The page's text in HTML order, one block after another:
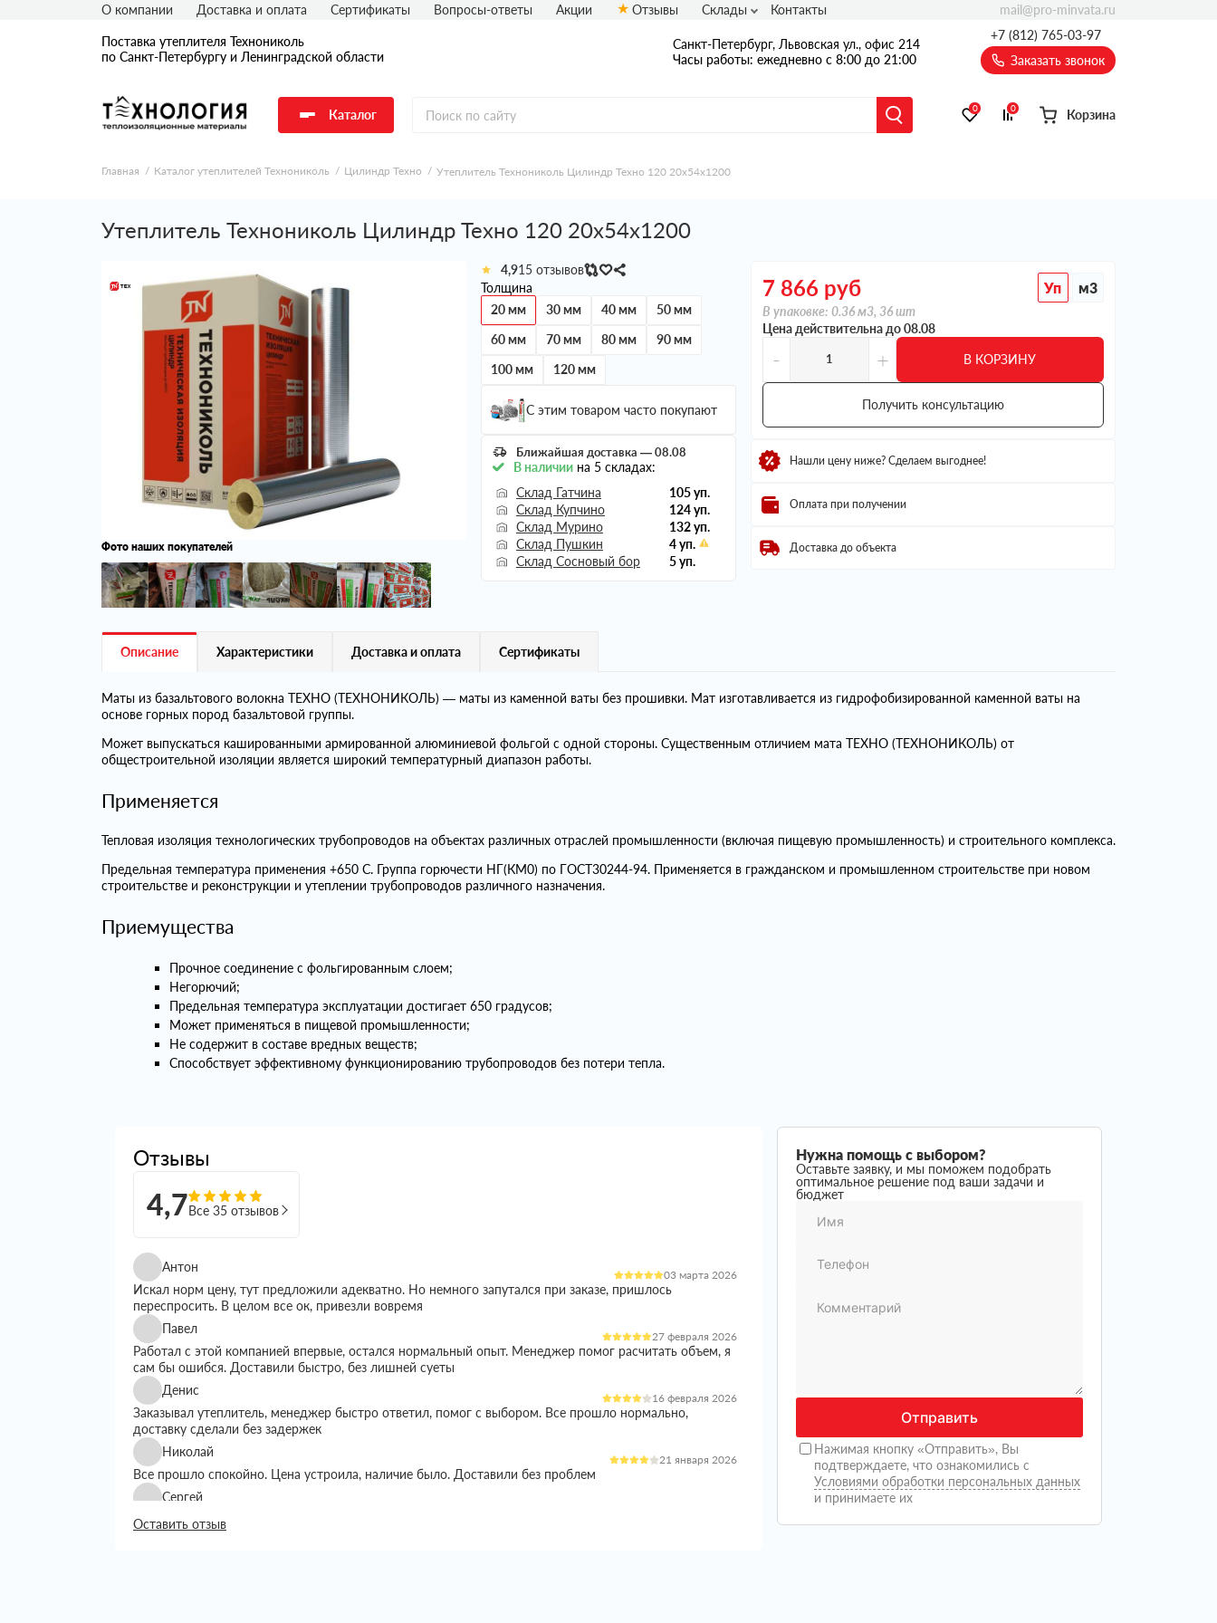
Поставка утеплителя Технониколь
по Санкт-Петербургу и Ленинградской области
Санкт-Петербург, Львовская ул., офис 214
Часы работы: ежедневно с 8:00 до 21:00
+7 (812) 765-03-97
Заказать звонок
Каталог 0 0 Корзина
О компании Доставка и оплата Сертификаты Вопросы-ответы Акции Отзывы Склады Контакты mail@pro-minvata.ru
Главная Каталог утеплителей Технониколь Цилиндр Техно Утеплитель Технониколь Цилиндр Техно 120 20х54х1200
Утеплитель Технониколь Цилиндр Техно 120 20х54х1200
Фото наших покупателей
4,9
15 отзывов
Толщина
20 мм
30 мм 40 мм
50 мм
60 мм
70 мм 80 мм
90 мм
100 мм
120 мм
С этим товаром часто покупают
Ближайшая доставка — 08.08
В наличиина 5 складах:
Склад Гатчина
105 уп.
Склад Купчино
124 уп.
Склад Мурино
132 уп.
Склад Пушкин
4 уп.
Склад Сосновый бор
5 уп.
7 866 руб Уп м3
В упаковке: 0.36 м3, 36 шт
Цена действительна до 08.08
- + В КОРЗИНУ
Получить консультацию
Нашли цену ниже? Сделаем выгоднее!
Оплата при получении
Доставка до объекта
Описание Характеристики Доставка и оплата Сертификаты
Маты из базальтового волокна ТЕХНО (ТЕХНОНИКОЛЬ) — маты из каменной ваты без прошивки. Мат изготавливается из гидрофобизированной каменной ваты на
основе горных пород базальтовой группы.
Может выпускаться кашированными армированной алюминиевой фольгой с одной стороны. Существенным отличием мата ТЕХНО (ТЕХНОНИКОЛЬ) от
общестроительной изоляции является широкий температурный диапазон работы.
Применяется
Тепловая изоляция технологических трубопроводов на объектах различных отраслей промышленности (включая пищевую промышленность) и строительного комплекса.
Предельная температура применения +650 С. Группа горючести НГ(КМ0) по ГОСТ30244-94. Применяется в гражданском и промышленном строительстве при новом
строительстве и реконструкции и утеплении трубопроводов различного назначения.
Приемущества
Прочное соединение с фольгированным слоем;
Негорючий;
Предельная температура эксплуатации достигает 650 градусов;
Может применяться в пищевой промышленности;
Не содержит в составе вредных веществ;
Способствует эффективному функционированию трубопроводов без потери тепла.
Отзывы
4,7Все 35 отзывов
Антон
03 марта 2026
Искал норм цену, тут предложили адекватно. Но немного запутался при заказе, пришлось
переспросить. В целом все ок, привезли вовремя
Павел
27 февраля 2026
Работал с этой компанией впервые, остался нормальный опыт. Менеджер помог расчитать объем, я
сам бы ошибся. Доставили быстро, без лишней суеты
Денис
16 февраля 2026
Заказывал утеплитель, менеджер быстро ответил, помог с выбором. Все прошло нормально,
доставку сделали без задержек
Николай
21 января 2026
Все прошло спокойно. Цена устроила, наличие было. Доставили без проблем
Сергей
Искал утеплитель подешевле, тут предложили норм вариант. Менеджер все расказал, помог с
выбором. Доставку сделали вовремя, все пришло целое
Оставить отзыв
Нужна помощь с выбором?
Оставьте заявку, и мы поможем подобрать
оптимальное решение под ваши задачи и
бюджет
Отправить
Нажимая кнопку «Отправить», Вы
подтверждаете, что ознакомились с
Условиями обработки персональных данных
и принимаете их